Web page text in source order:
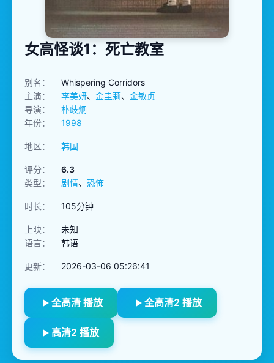
女高怪谈1：死亡教室
别名：
Whispering Corridors
主演：
李美妍、 金圭莉、 金敏贞
导演：
朴歧炯
年份：
1998
地区： 韩国
评分：
6.3
类型：
剧情、 恐怖
时长： 105分钟
上映：
未知
语言：
韩语
更新： 2026-03-06 05:26:41
全高清 播放 全高清2 播放
高清2 播放